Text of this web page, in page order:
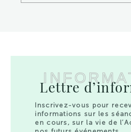
Lettre
Inscrivez-vous pour
informations sur les
en cours, sur la vie de